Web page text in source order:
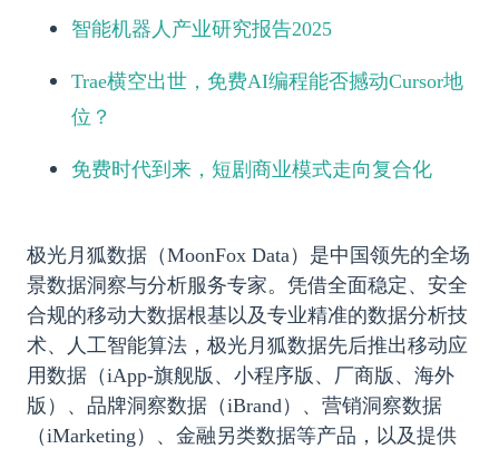
智能机器人产业研究报告2025
Trae横空出世，免费AI编程能否撼动Cursor地
位？
免费时代到来，短剧商业模式走向复合化
极光月狐数据（MoonFox Data）是中国领先的全场
景数据洞察与分析服务专家。凭借全面稳定、安全
合规的移动大数据根基以及专业精准的数据分析技
术、人工智能算法，极光月狐数据先后推出移动应
用数据（iApp-旗舰版、小程序版、厂商版、海外
版）、品牌洞察数据（iBrand）、营销洞察数据
（iMarketing）、金融另类数据等产品，以及提供